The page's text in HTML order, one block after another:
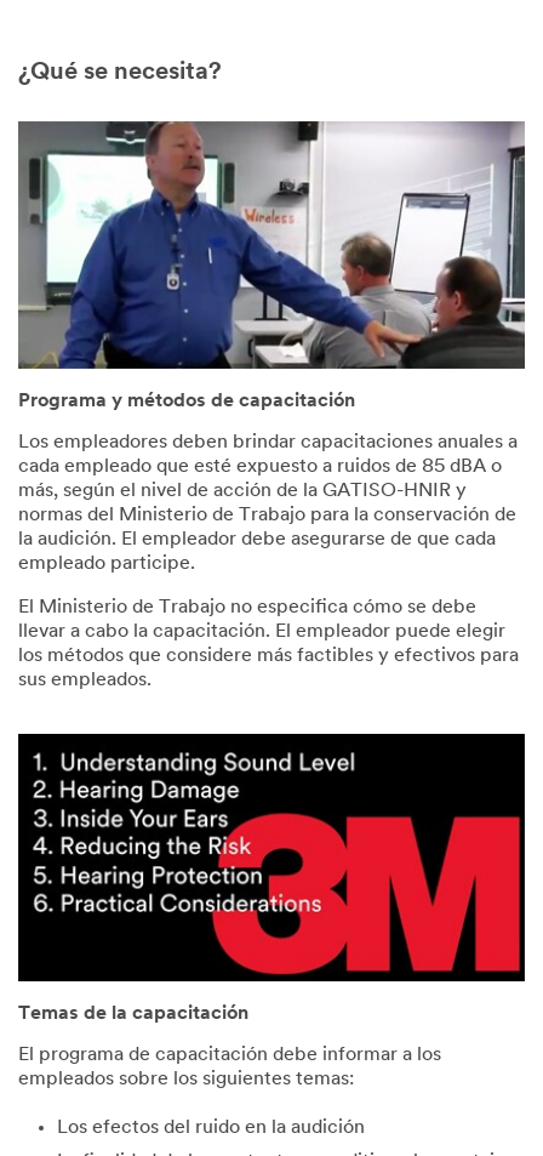
¿Qué se necesita?
Programa y métodos de capacitación
Los empleadores deben brindar capacitaciones anuales a
cada empleado que esté expuesto a ruidos de 85 dBA o
más, según el nivel de acción de la GATISO-HNIR y
normas del Ministerio de Trabajo para la conservación de
la audición. El empleador debe asegurarse de que cada
empleado participe.
El Ministerio de Trabajo no especifica cómo se debe
llevar a cabo la capacitación. El empleador puede elegir
los métodos que considere más factibles y efectivos para
sus empleados.
Temas de la capacitación
El programa de capacitación debe informar a los
empleados sobre los siguientes temas:
Los efectos del ruido en la audición